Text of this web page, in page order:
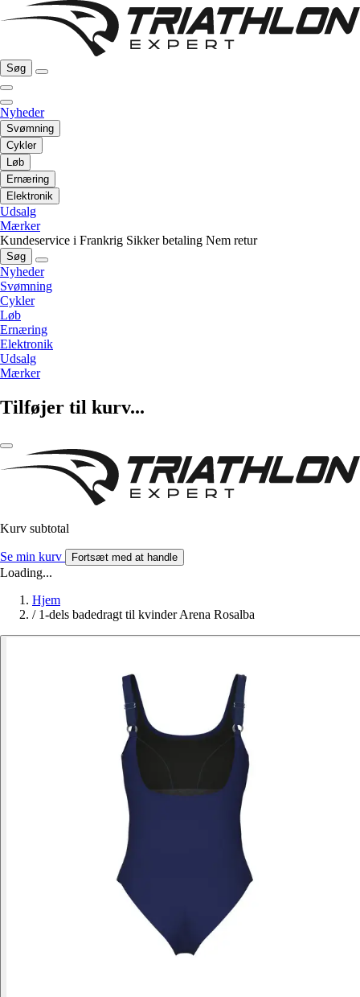
Søg
Nyheder
Svømning
Cykler
Løb
Ernæring
Elektronik
Udsalg
Mærker
Kundeservice i Frankrig Sikker betaling Nem retur
Søg
Nyheder
Svømning
Cykler
Løb
Ernæring
Elektronik
Udsalg
Mærker
Tilføjer til kurv...
Kurv subtotal
Se min kurv Fortsæt med at handle
Loading...
Hjem
/ 1-dels badedragt til kvinder Arena Rosalba